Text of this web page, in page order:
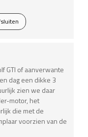
GTI of aanverwante
dag een dikke 3
zien we daar
motor, het
die met de
voorzien van de